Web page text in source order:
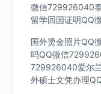
微信729926040
留学回国证明QQ
国外烫金照片QQ
吗QQ微信
729926040爱尔
外硕士文凭办理